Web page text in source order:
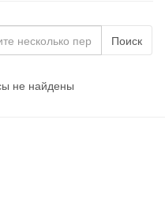
Поиск
не найдены